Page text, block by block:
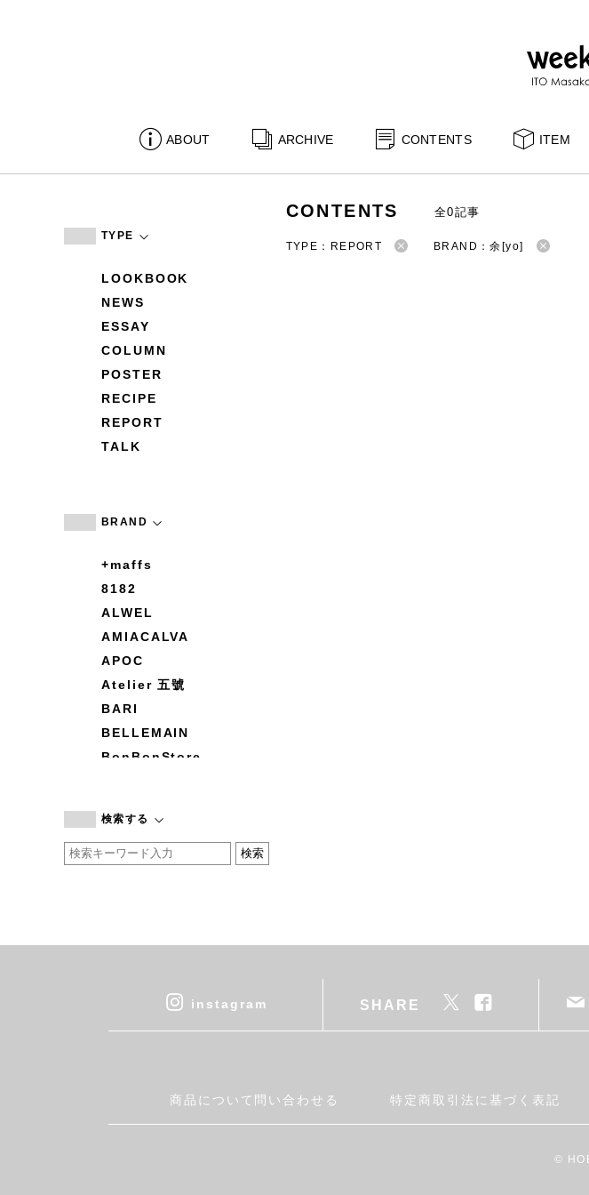
ABOUT ARCHIVE CONTENTS ITEM
TYPE
LOOKBOOK
NEWS
ESSAY
COLUMN
POSTER
RECIPE
REPORT
TALK
BRAND
+maffs
8182
ALWEL
AMIACALVA
APOC
Atelier 五號
BARI
BELLEMAIN
BonBonStore
by basics
CATWORTH
cohan
DEAN & DELUCA
Fatima Morocco
検索する
CONTENTS 全0記事
TYPE：REPORT BRAND：余[yo]
instagram SHARE
商品について問い合わせる 特定商取引法に基づく表記
©